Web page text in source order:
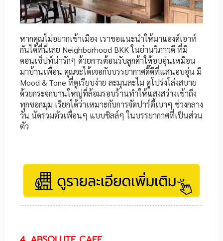
หากคุณไม่อยากเข้าเมือง เราขอแนะนำให้มาแฮงค์เอาท์
กันได้ที่นี่เลย Neighborhood BKK ในย่านวิภาวดี ที่มี
คอนเซ็ปท์น่ารักๆ ด้วยการต้อนรับลูกค้าให้อบอุ่นเหมือน
มาบ้านเพื่อน คุณจะได้เจอกับบรรยากาศดี๊ดีที่แสนอบอุ่น มี
Mood & Tone ที่ดูเรียบง่าย ละมุนละไม ดูโปร่งโล่งสบาย
ด้วยกระจกบานใหญ่ที่ล้อมรอบร้านทำให้แสงสว่างเข้าถึง
ทุกซอกมุม เรียกได้ว่าเหมาะกับการจัดปาร์ตี้เบาๆ ช่วงกลาง
วัน นัดรวมตัวเพื่อนๆ แบบชิลล์ๆ ในบรรยากาศที่เป็นส่วน
ตัว